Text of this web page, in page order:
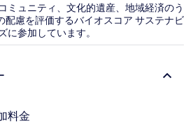
ミュニティ、文化的遺産、地域経済のう
配慮を評価するバイオスコア サステナビ
に参加しています。
料金